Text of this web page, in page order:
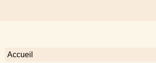
Accueil